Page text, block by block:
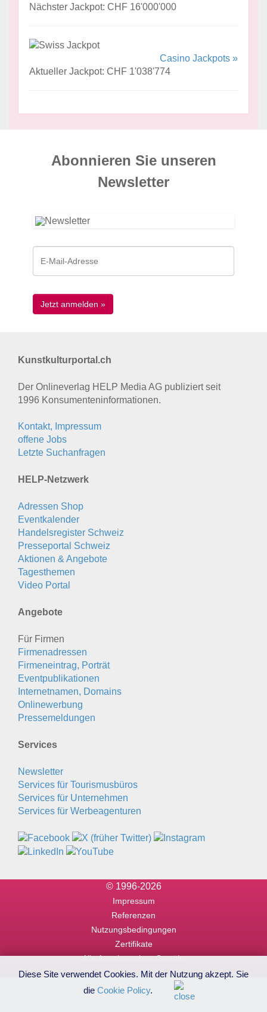
Nächster Jackpot: CHF 16'000'000
Casino Jackpots »
Aktueller Jackpot: CHF 1'038'774
Abonnieren Sie unseren
News­letter
Kunstkulturportal.ch
Der Onlineverlag HELP Media AG publiziert seit
1996 Konsumenten­informationen.
Kontakt, Impressum
offene Jobs
Letzte Suchanfragen
HELP-Netzwerk
Adressen Shop
Eventkalender
Handelsregister Schweiz
Presseportal Schweiz
Aktionen & Angebote
Tagesthemen
Video Portal
Angebote
Für Firmen
Firmenadressen
Firmeneintrag, Porträt
Eventpublikationen
Internetnamen, Domains
Onlinewerbung
Pressemeldungen
Services
Newsletter
Services für Tourismusbüros
Services für Unternehmen
Services für Werbeagenturen
© 1996-2026
Impressum
Referenzen
Nutzungsbedingungen
Zertifikate
Alle Angaben ohne Gewähr
Diese Site verwendet Cookies. Mit der Nutzung akzept. Sie
die Cookie Policy.